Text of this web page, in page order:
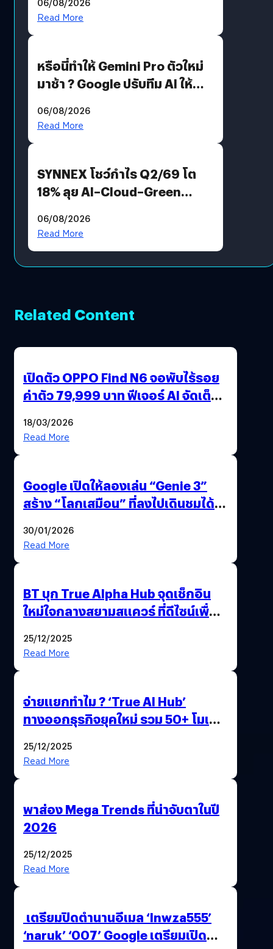
Read More
หรือนี่ทำให้ Gemini Pro ตัวใหม่
มาช้า ? Google ปรับทีม AI ให้
AGI
06/08/2026
Read More
SYNNEX โชว์กำไร Q2/69 โต
18% ลุย AI–Cloud–Green
Revenue เร่งเครื่อง New
ปันผล 0.10 บาท/หุ้น
06/08/2026
Read More
Related Content
เปิดตัว OPPO Find N6 จอพับไร้รอย
ค่าตัว 79,999 บาท ฟีเจอร์ AI จัดเต็ม
18/03/2026
Read More
Google เปิดให้ลองเล่น “Genie 3”
สร้าง “โลกเสมือน” ที่ลงไปเดินชมได้
30/01/2026
Read More
BT บุก True Alpha Hub จุดเช็กอิน
ใหม่ใจกลางสยามสแควร์ ที่ดีไซน์เพื่อ
25/12/2025
Read More
จ่ายแยกทำไม ? ‘True AI Hub’
ทางออกธุรกิจยุคใหม่ รวม 50+ โมเดล
25/12/2025
Read More
พาส่อง Mega Trends ที่น่าจับตาในปี
2026
25/12/2025
Read More
เตรียมปิดตำนานอีเมล ‘lnwza555’
‘naruk’ ‘007’ Google เตรียมเปิด